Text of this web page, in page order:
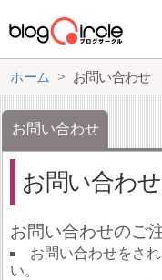
ホーム お問い合わせ
お問い合わせ
お問い合わ
お問い合わせのご
お問い合わせをさ
い。